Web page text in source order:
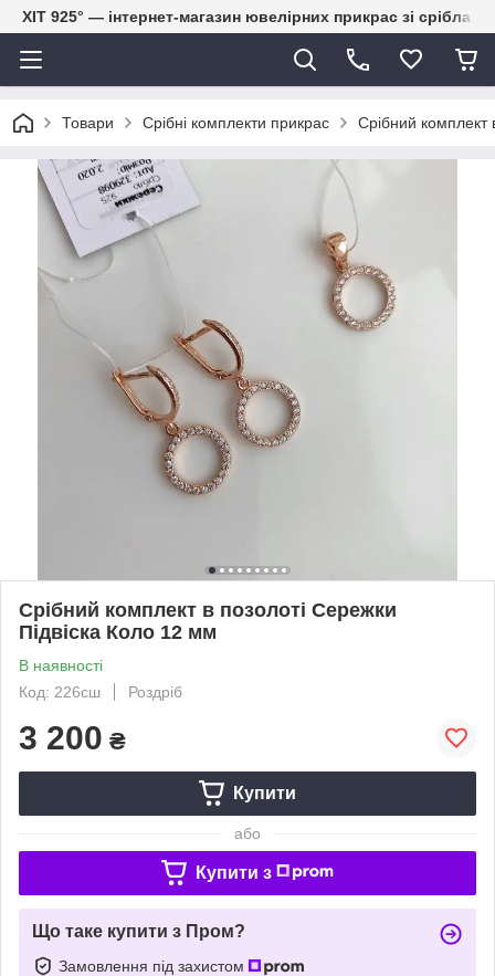
ХІТ 925° — інтернет-магазин ювелірних прикрас зі срібла
Товари Срібні комплекти прикрас Срібний комплект
Срібний комплект в позолоті Сережки
Підвіска Коло 12 мм
В наявності
Код: 226сш
Роздріб
3 200 ₴
Купити
або
Купити з
Що таке купити з Пром?
Замовлення під захистом